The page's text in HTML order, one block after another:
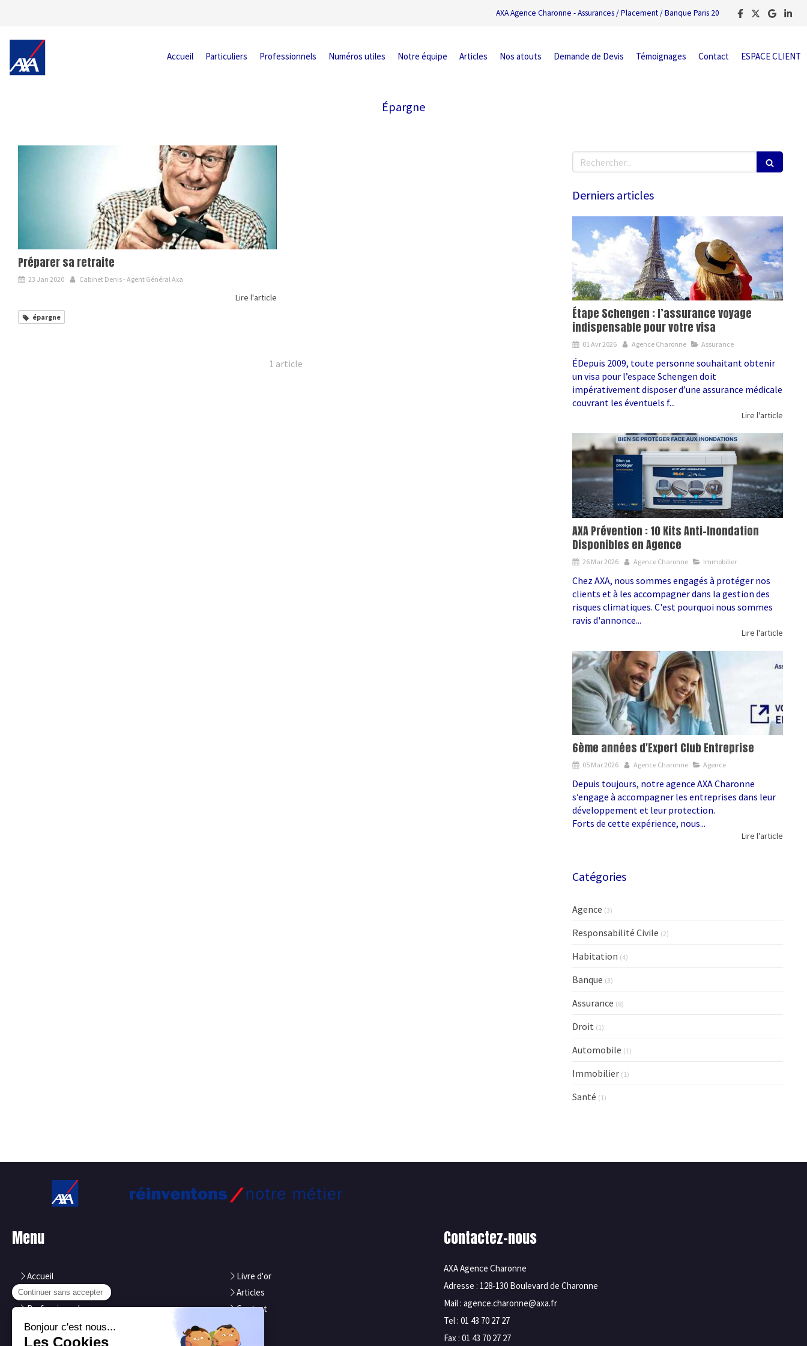
AXA Agence Charonne - Assurances / Placement / Banque Paris 20
Accueil Particuliers Professionnels Numéros utiles Notre équipe Articles Nos atouts Demande de Devis Témoignages Contact ESPACE CLIENT
Épargne
Préparer sa retraite
23 Jan 2020 Cabinet Denis - Agent Général Axa
Lire l'article
épargne
1 article
Rechercher
Derniers articles
Étape Schengen : l’assurance voyage
indispensable pour votre visa
01 Avr 2026 Agence Charonne Assurance
ÉDepuis 2009, toute personne souhaitant obtenir
un visa pour l’espace Schengen doit
impérativement disposer d’une assurance médicale
couvrant les éventuels f...
Lire l'article
AXA Prévention : 10 Kits Anti-Inondation
Disponibles en Agence
26 Mar 2026 Agence Charonne Immobilier
Chez AXA, nous sommes engagés à protéger nos
clients et à les accompagner dans la gestion des
risques climatiques. C'est pourquoi nous sommes
ravis d'annonce...
Lire l'article
6ème années d'Expert Club Entreprise
05 Mar 2026 Agence Charonne Agence
Depuis toujours, notre agence AXA Charonne
s’engage à accompagner les entreprises dans leur
développement et leur protection.
Forts de cette expérience, nous...
Lire l'article
Catégories
Agence (3)
Responsabilité Civile (2)
Habitation (4)
Banque (3)
Assurance (8)
Droit (1)
Automobile (1)
Immobilier (1)
Santé (1)
Menu
Accueil
Particuliers
Professionnels
Notre équipe
Nos atouts
Livre d'or
Articles
Contact
Contactez-nous
AXA Agence Charonne
Adresse : 128-130 Boulevard de Charonne
Mail : agence.charonne@axa.fr
Tel : 01 43 70 27 27
Fax : 01 43 70 27 27